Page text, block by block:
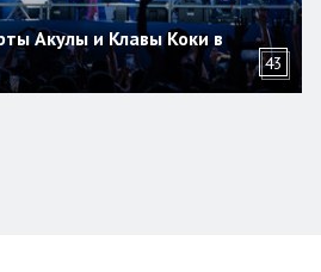
Акулы и Клавы Коки в
43